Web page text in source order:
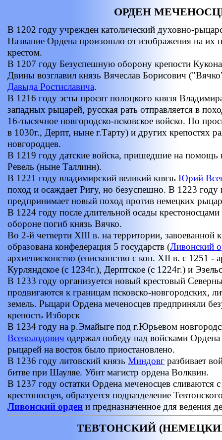
ОРДЕН
В 1202 году учрежден католический духовно-
Название Ордена произошло от изображения на их
крестом.
В 1207 году Безуспешную оборону крепости
Двины возглавил князь Вячеслав Борисович
Давыда Ростиславича.
В 1216 году эсты просят полоцкого князя
западных рыцарей, русская рать отправляется в
16-тысячное новгородско-псковское войско. По
в 1030г., Дерпт, ныне г.Тарту) и других крепостях
новгородцев.
В 1219 году датские войска, пришедшие на помощь
Ревель (ныне Таллинн).
В 1221 году владимирский великий князь Юрий
поход и осаждает Ригу, но безуспешно. В 1223
предпринимает новый поход против немецких
В 1224 году после длительной осады
обороне погиб князь Вячко.
Во 2-й четверти XIII в. на территории, завоеванной
образована конфедерация 5 государств (Ливонский
архиепископство (епископство с кон. XII в. с 1251 -
Курляндское (с 1234г.), Дерптское (с 1224г.) и
В 1233 году организуется новый крестовый
продвигаются к границам псковско-новгородских,
земель. Рыцари Ордена меченосцев предприняли
крепость Изборск
В 1234 году на р.Эмайыге под г.Юрьевом
Всеволодович одержал победу над войсками
рыцарей на восток было приостановлено.
В 1236 году литовский князь Миндовг разбивает
битве при Шауляе. Убит магистр ордена Волквин.
В 1237 году остатки Ордена меченосцев сливаются
крестоносцев, образуется подразделение
Ливонский орден и предназначенное для ведения
ТЕВТОНСКИЙ